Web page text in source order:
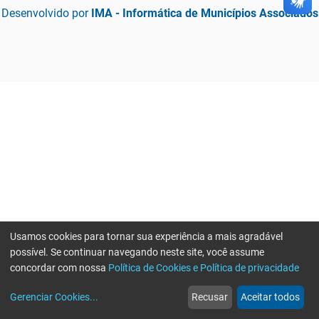
Desenvolvido por IMA - Informática de Municípios Associados
web
Notícias
more_horiz
Mais
Usamos cookies para tornar sua experiência a mais agradável
possível. Se continuar navegando neste site, você assume
concordar com nossa Política de Cookies e Política de privacidade
Gerenciar Cookies... Recusar Aceitar todos